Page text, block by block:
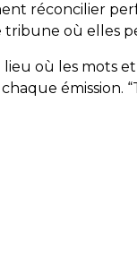
réconcilier
tribune où elles
lieu où les mots
émission.